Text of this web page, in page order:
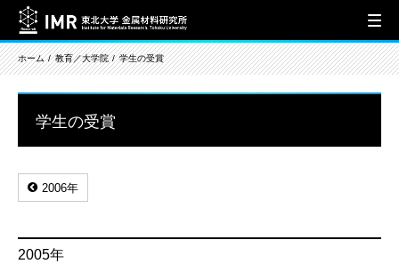
ホーム 教育／大学院 学生の受賞
学生の受賞
2006年
2005年